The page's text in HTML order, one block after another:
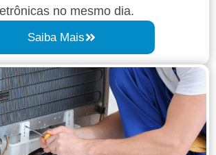
no mesmo dia.
Saiba Mais